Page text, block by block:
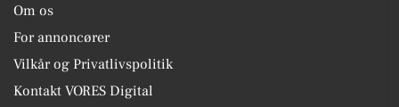
Om os
For annoncører
Vilkår og Privatlivspolitik
Kontakt VORES Digital